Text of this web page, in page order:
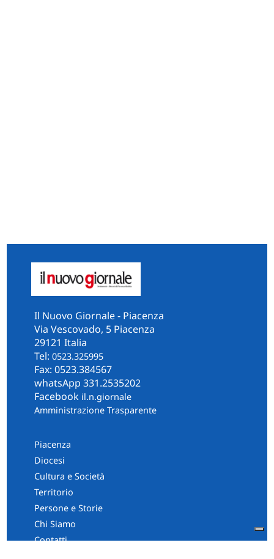
Il Nuovo Giornale - Piacenza
Via Vescovado, 5 Piacenza
29121 Italia
Tel: 0523.325995
Fax: 0523.384567
whatsApp 331.2535202
Facebook il.n.giornale
Amministrazione Trasparente
Piacenza
Diocesi
Cultura e Società
Territorio
Persone e Storie
Chi Siamo
Contatti